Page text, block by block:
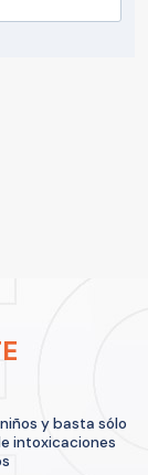
y basta sólo
intoxicaciones